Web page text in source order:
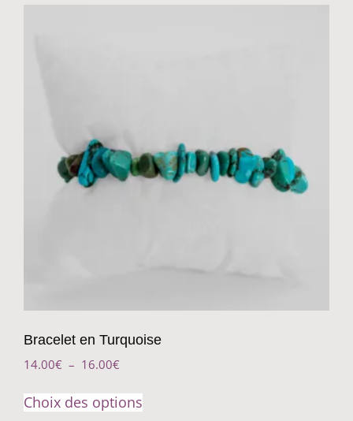
Bracelet en Turquoise
14.00€ – 16.00€
Choix des options